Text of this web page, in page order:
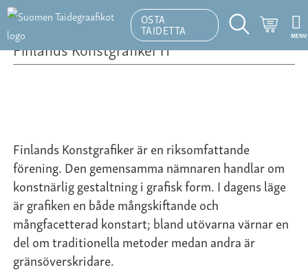
OSTA
TAIDETTA
Hakutoiminto
MENU
Finlands Konstgrafiker rf
Finlands Konstgrafiker är en riksomfattande
förening. Den gemensamma nämnaren handlar om
konstnärlig gestaltning i grafisk form. I dagens läge
är grafiken en både mångskiftande och
mångfacetterad konstart; bland utövarna värnar en
del om traditionella metoder medan andra är
gränsöverskridare.